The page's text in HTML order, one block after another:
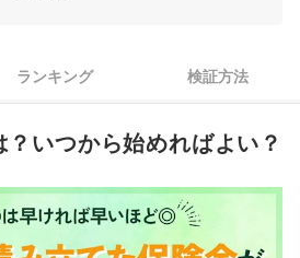
スクを避けるなら、円建てを選んで
ランキング 検証方法
いつから始めればよい？